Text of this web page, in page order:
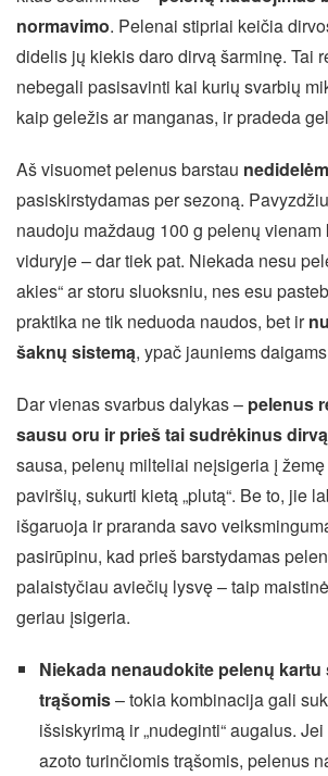
normavimo. Pelenai stipriai keičia
didelis jų kiekis daro dirvą šarminę. Tai
nebegali pasisavinti kai kurių svarbių
kaip geležis ar manganas, ir pradeda
Aš visuomet pelenus barstau
pasiskirstydamas per sezoną.
naudoju maždaug 100 g pelenų vienam
viduryje – dar tiek pat. Niekada nesu
akies“ ar storu sluoksniu, nes esu
praktika ne tik neduoda naudos, bet ir
šaknų sistemą, ypač jauniems
Dar vienas svarbus dalykas – pelenus
sausu oru ir prieš tai sudrėkinus dirvą
sausa, pelenų milteliai neįsigeria į
paviršių, sukurti kietą „plutą“. Be to, jie
išgaruoja ir praranda savo
pasirūpinu, kad prieš barstydamas
palaistyčiau aviečių lysvę – taip
geriau įsigeria.
Niekada nenaudokite pelenų
trąšomis– tokia kombinacija gali
išsiskyrimą ir „nudeginti“ augalus.
azoto turinčiomis trąšomis, pelenus